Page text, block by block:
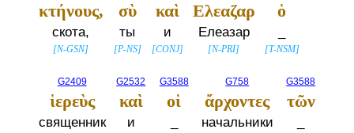
κτήνους,
скота,
[N-GSN]
σὺ
ты
[P-NS]
καὶ
и
[CONJ]
Ελεαζαρ
Елеазар
[N-PRI]
ὁ
[T-NSM]
G2409
ἱερεὺς
священник
G2532
καὶ
и
G3588
οἱ
G758
ἄρχοντες
начальники
G3588
τῶν